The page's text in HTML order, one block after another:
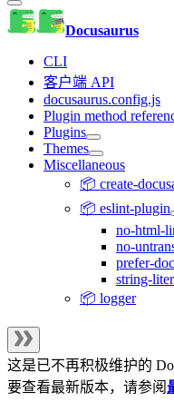
Docusaurus
CLI
客户端 API
docusaurus.config.js
Plugin method
Plugins
Themes
Miscellaneous
📦 create-
📦 eslint-plugin
no-html-
no-
prefer-
string-
📦 logger
这是已不再积极维护的
要查看最新版本，请参阅